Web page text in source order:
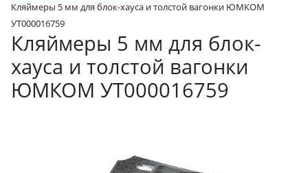
Кляймеры 5 мм для блок-хауса и толстой вагонки ЮМКОМ
УТ000016759
Кляймеры 5 мм для блок-
хауса и толстой вагонки
ЮМКОМ УТ000016759